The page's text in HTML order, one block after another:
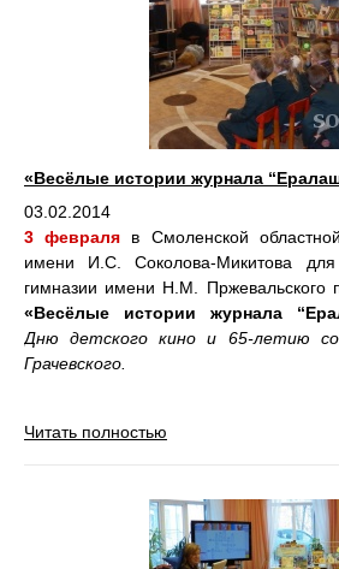
«Весёлые истории журнала
03.02.2014
3 февраля в Смоленской
имени И.С. Соколова-Микитова
гимназии имени Н.М. Пржевальского
«Весёлые истории журнала
Дню детского кино и 65-летию
Грачевского.
Читать полностью